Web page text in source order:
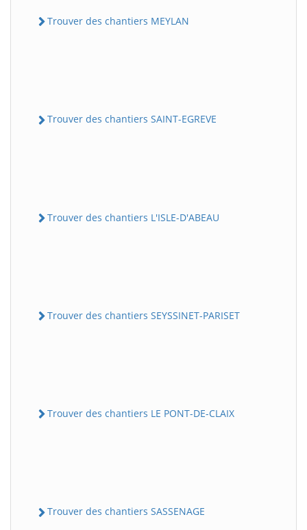
Trouver des chantiers MEYLAN
Trouver des chantiers SAINT-EGREVE
Trouver des chantiers L'ISLE-D'ABEAU
Trouver des chantiers SEYSSINET-PARISET
Trouver des chantiers LE PONT-DE-CLAIX
Trouver des chantiers SASSENAGE